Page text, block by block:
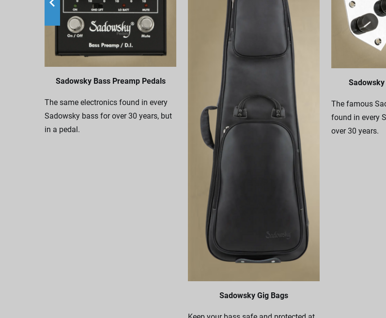
Sadowsky Bass Preamp Pedals
The same electronics found in every
Sadowsky bass for over 30 years, but
in a pedal.
Sadowsky Gig Bags
The famous
found in every
over 30 years.